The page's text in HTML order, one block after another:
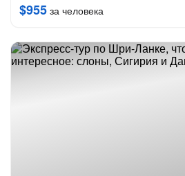
$955 за человека